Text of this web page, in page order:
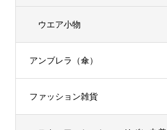
ウエア小物
アンブレラ（傘）
ファッション雑貨